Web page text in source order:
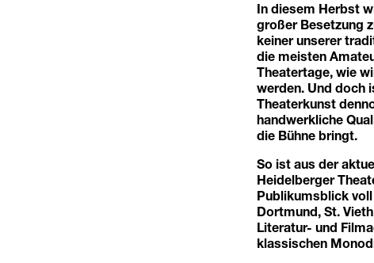
In diesem Herbst
großer Besetzung
keiner unserer
die meisten
Theatertage, wie
werden. Und doch
Theaterkunst
handwerkliche
die Bühne bringt.
So ist aus der
Heidelberger
Publikumsblick voll
Dortmund, St.
Literatur- und
klassischen